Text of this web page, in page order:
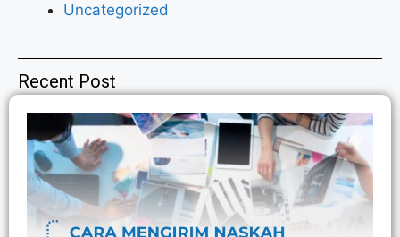
Uncategorized
Recent Post